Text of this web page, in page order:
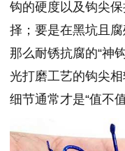
钩的硬度以及钩尖
择；要是在黑坑且
那么耐锈抗腐的“神
光打磨工艺的钩尖
细节通常才是“值不